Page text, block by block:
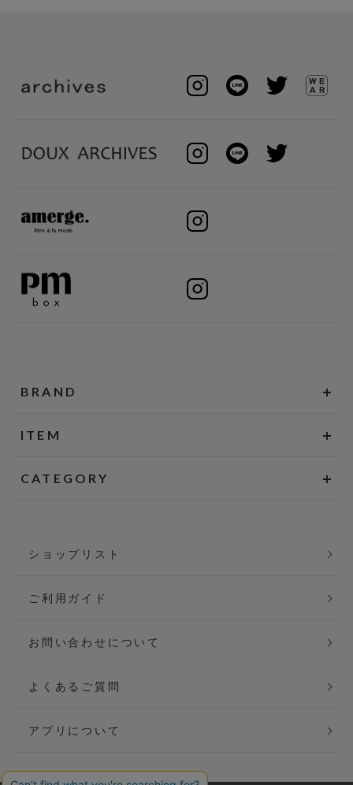
BRAND
ITEM
CATEGORY
ショップリスト
ご利用ガイド
お問い合わせについて
よくあるご質問
アプリについて